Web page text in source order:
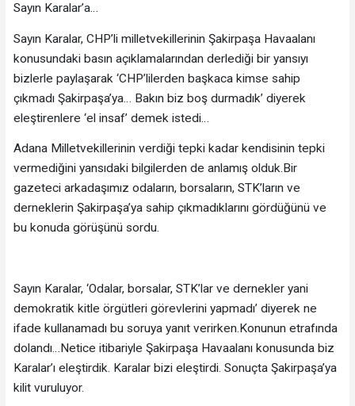
Sayın Karalar’a…
Sayın Karalar, CHP’li milletvekillerinin Şakirpaşa Havaalanı
konusundaki basın açıklamalarından derlediği bir yansıyı
bizlerle paylaşarak ‘CHP’lilerden başkaca kimse sahip
çıkmadı Şakirpaşa’ya… Bakın biz boş durmadık’ diyerek
eleştirenlere ‘el insaf’ demek istedi…
Adana Milletvekillerinin verdiği tepki kadar kendisinin tepki
vermediğini yansıdaki bilgilerden de anlamış olduk.Bir
gazeteci arkadaşımız odaların, borsaların, STK’ların ve
derneklerin Şakirpaşa’ya sahip çıkmadıklarını gördüğünü ve
bu konuda görüşünü sordu.
Sayın Karalar, ‘Odalar, borsalar, STK’lar ve dernekler yani
demokratik kitle örgütleri görevlerini yapmadı’ diyerek ne
ifade kullanamadı bu soruya yanıt verirken.Konunun etrafında
dolandı…Netice itibariyle Şakirpaşa Havaalanı konusunda biz
Karalar’ı eleştirdik. Karalar bizi eleştirdi. Sonuçta Şakirpaşa’ya
kilit vuruluyor.